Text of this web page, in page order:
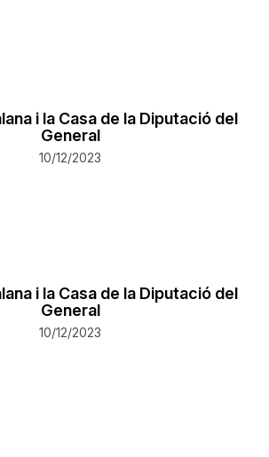
i la Casa de la Diputació del
General
10/12/2023
i la Casa de la Diputació del
General
10/12/2023